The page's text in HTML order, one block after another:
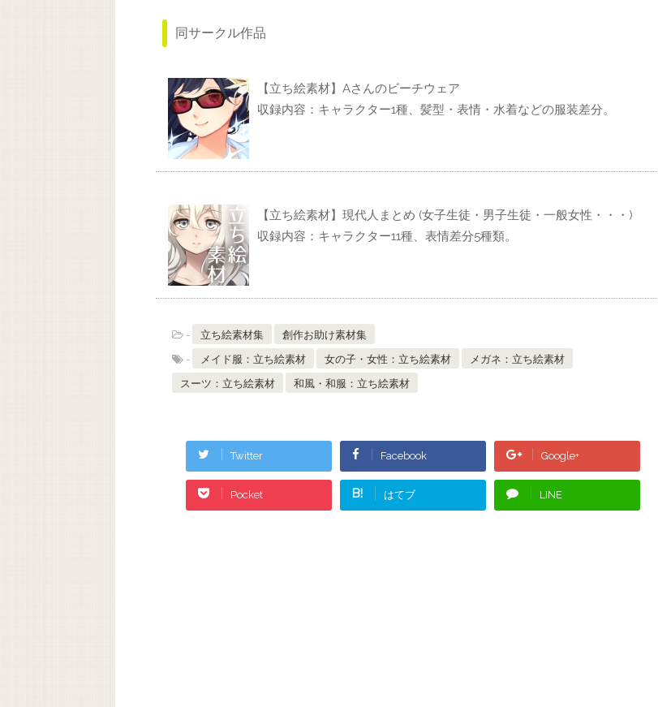
同サークル作品
【立ち絵素材】Aさんのビーチウェア
収録内容：キャラクター1種、髪型・表情・水着などの服装差分。
【立ち絵素材】現代人まとめ (女子生徒・男子生徒・一般女性・・・)
収録内容：キャラクター11種、表情差分5種類。
- 立ち絵素材集
創作お助け素材集
-
メイド服：立ち絵素材 女の子・女性：立ち絵素材
メガネ：立ち絵素材
スーツ：立ち絵素材
和風・和服：立ち絵素材
Twitter Facebook Google+
Pocket B! はてブ LINE